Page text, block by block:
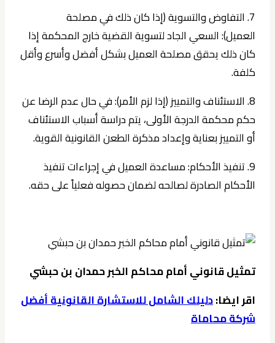
7. التفاوض والتسوية (إذا كان ذلك في مصلحة
العميل):السعي الجاد لتسوية القضية خارج المحكمة إذا
كان ذلك يحقق مصلحة العميل بشكل أفضل وأسرع وأقل
كلفة.
8. الاستئناف والتمييز (إذا لزم الأمر):
في حال عدم الرضا عن
حكم محكمة الدرجة الأولى، يتم دراسة أسباب الاستئناف
أو التمييز بعناية وإعداد مذكرة الطعن القانونية القوية.
9. تنفيذ الأحكام:
مساعدة العميل في إجراءات تنفيذ
الأحكام الصادرة لصالحه لضمان حصوله فعلياً على حقه.
تمثيل قانوني أمام محاكم الخبر حمدان بن حبشي
اقر ايضا:دليلك الشامل للاستشارة القانونية أفضل
شركة محاماة